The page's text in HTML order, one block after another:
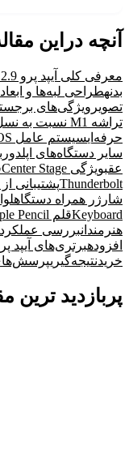
آنچه دراین
معرفی کلی آیپد پرو 12.9 اینچ M1
بدنهطراحی لبه‌ها و ابعاد
تصویر ویژگی‌های
تراشه M1 نسبت به نسل‌های قبلی
حرفه‌ایسیستم عامل iPadOS
سایر دستگاه‌های اپل
عقبویژگی Center Stage
Thunderboltپشتیبانی از 5G
شارژر همراه دستگاه
Keyboardقلم Apple Pencil
هنرمندانبررسی عملکرد
افزودهبرتری‌های آیپد
خریدنتیجه‌گیری
پربازدید ترین